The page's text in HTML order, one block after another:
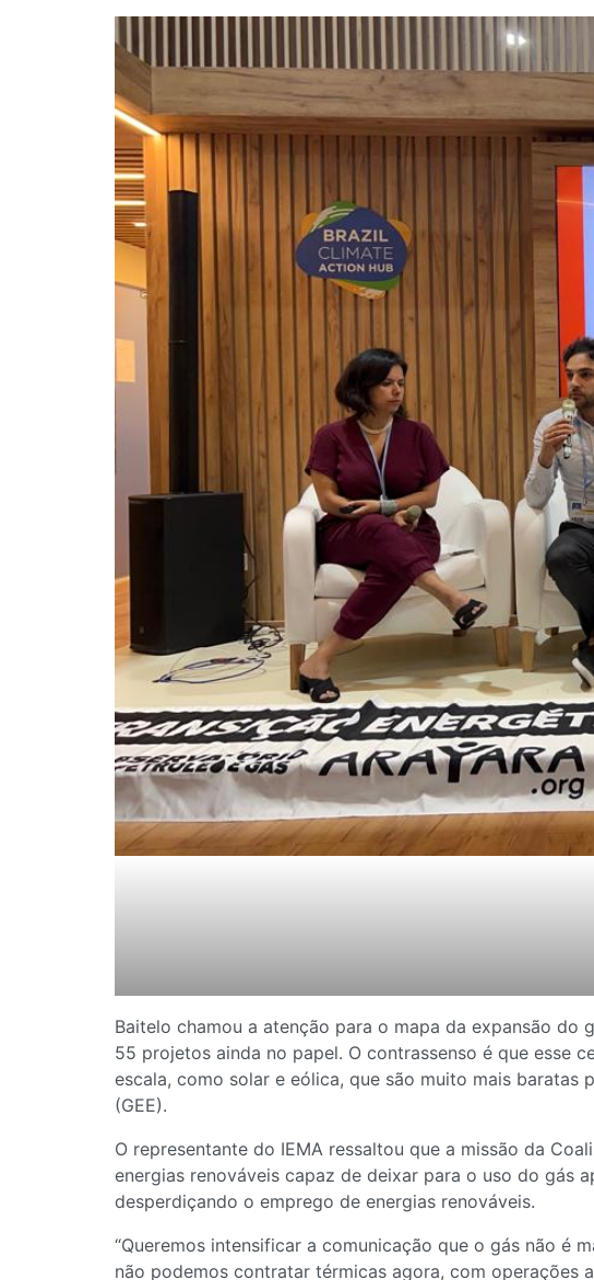
Baitelo chamou a atenção para o mapa da expansão do
55 projetos ainda no papel. O contrassenso é que esse
escala, como solar e eólica, que são muito mais
(GEE).
O representante do IEMA ressaltou que a missão da
energias renováveis capaz de deixar para o uso do gás
desperdiçando o emprego de energias renováveis.
“Queremos intensificar a comunicação que o gás não é
não podemos contratar térmicas agora, com operações